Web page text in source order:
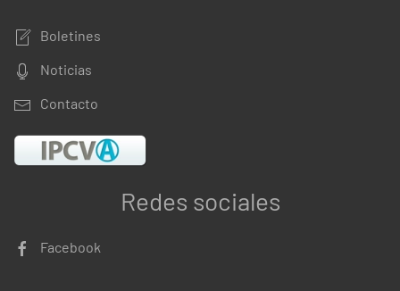
Boletines
Noticias
Contacto
Redes sociales
Facebook